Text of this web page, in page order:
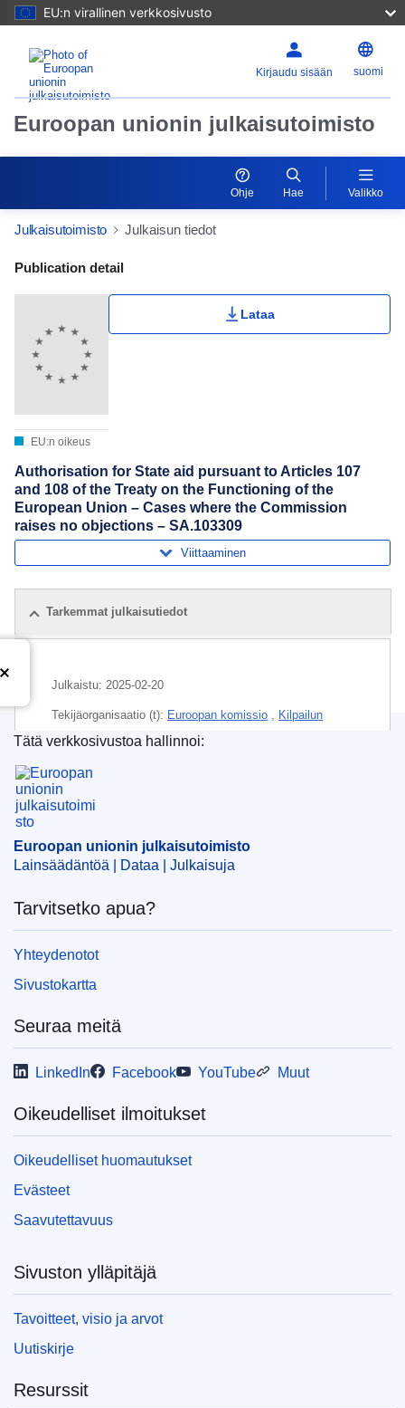
EU:n virallinen verkkosivusto
Kirjaudu sisään suomi
Euroopan unionin julkaisutoimisto
Ohje Hae Valikko
Julkaisutoimisto Julkaisun tiedot
Publication Detail Actions Portlet
Publication detail
EU:n oikeus
Lataa
Authorisation for State aid pursuant to Articles 107
and 108 of the Treaty on the Functioning of the
European Union – Cases where the Commission
raises no objections – SA.103309
Viittaaminen
Tarkemmat julkaisutiedot
Julkaistu: 2025-02-20
Tekijäorganisaatio (t): Euroopan komissio , Kilpailun
pääosasto(Euroopan komissio
Aihe:Pohjois-Unkari
valtiontuen valvonta
ELI : C/2025/1255/oj
IMMC : C(2024)4194/3942688
Euroopan unionin julkaisutoimisto
Tätä verkkosivustoa hallinnoi:
Euroopan unionin julkaisutoimisto
Lainsäädäntöä | Dataa | Julkaisuja
Tarvitsetko apua?
Yhteydenotot
Sivustokartta
Seuraa meitä
LinkedIn Facebook YouTube Muut
Oikeudelliset ilmoitukset
Oikeudelliset huomautukset
Evästeet
Saavutettavuus
Sivuston ylläpitäjä
Tavoitteet, visio ja arvot
Uutiskirje
Resurssit